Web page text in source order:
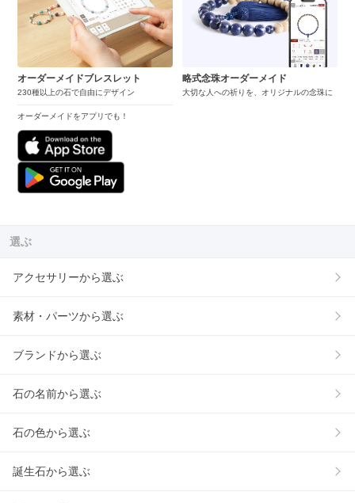
オーダーメイドブレスレット
230種以上の石で自由にデザイン
オーダーメイドをアプリでも！
略式念珠オーダーメイド
大切な人への祈りを、オリジナルの念珠に
選ぶ
アクセサリーから選ぶ
素材・パーツから選ぶ
ブランドから選ぶ
石の名前から選ぶ
石の色から選ぶ
誕生石から選ぶ